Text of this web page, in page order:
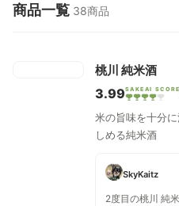
商品一覧 38商品
桃川 純米酒
3.99SAKEAI SCORE
米の旨味を十分
しめる純米酒
SkyKaitz
2度目の桃川 純